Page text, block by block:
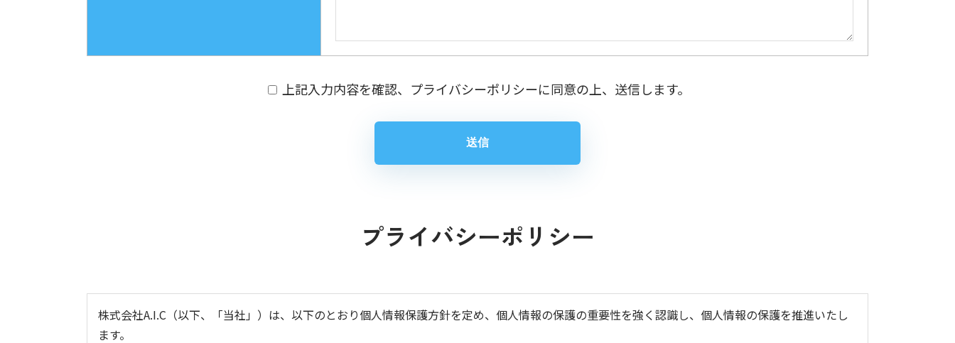
上記入力内容を確認、プライバシーポリシーに同意の上、送信します。
プライバシーポリシー
株式会社A.I.C（以下、「当社」）は、以下のとおり個人情報保護方針を定め、個人情報の保護の重要性を強く認識し、個人情報の保護を推進いたし
ます。